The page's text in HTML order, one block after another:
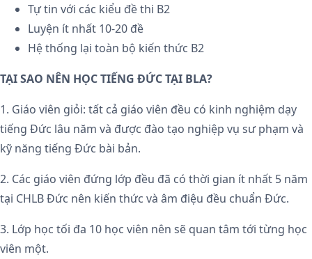
Tự tin với các kiểu đề thi B2
Luyện ít nhất 10-20 đề
Hệ thống lại toàn bộ kiến thức B2
TẠI SAO NÊN HỌC TIẾNG ĐỨC TẠI BLA?
1. Giáo viên giỏi: tất cả giáo viên đều có kinh nghiệm dạy
tiếng Đức lâu năm và được đào tạo nghiệp vụ sư phạm và
kỹ năng tiếng Đức bài bản.
2. Các giáo viên đứng lớp đều đã có thời gian ít nhất 5 năm
tại CHLB Đức nên kiến thức và âm điệu đều chuẩn Đức.
3. Lớp học tối đa 10 học viên nên sẽ quan tâm tới từng học
viên một.